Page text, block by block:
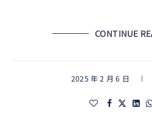
CONTINUE
2025 年 2 月 6 日